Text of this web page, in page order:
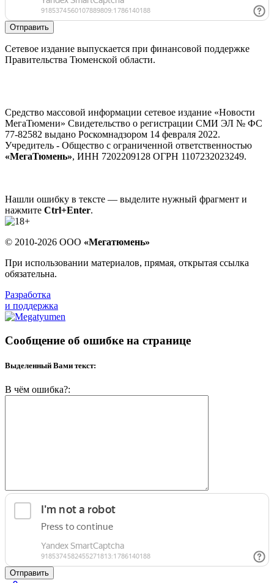
Отправить
Сетевое издание выпускается при финансовой поддержке
Правительства Тюменской области.
Средство массовой информации сетевое издание «Новости
МегаТюмени» Свидетельство о регистрации СМИ ЭЛ № ФС
77-82582 выдано Роскомнадзором 14 февраля 2022.
Учредитель - Общество с ограниченной ответственностью
«МегаТюмень», ИНН 7202209128 ОГРН 1107232023249.
Нашли ошибку в тексте — выделите нужный фрагмент и
нажмите Ctrl+Enter.
© 2010-2026 ООО «Мегатюмень»
При использовании материалов, прямая, открытая ссылка
обязательна.
Разработка
и поддержка
Сообщение об ошибке на странице
Выделенный Вами текст:
В чём ошибка?:
Отправить